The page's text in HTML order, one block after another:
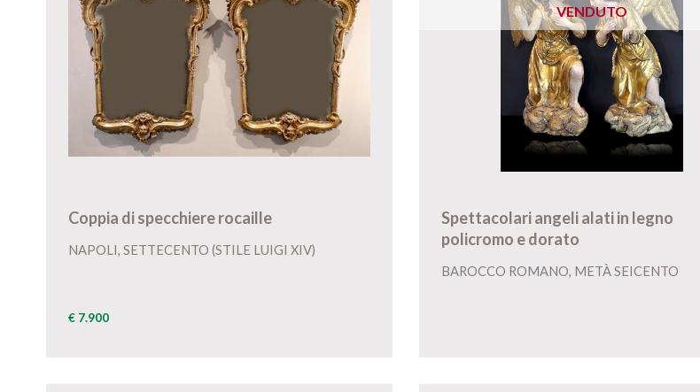
Coppia di specchiere rocaille
NAPOLI, SETTECENTO (STILE LUIGI XIV)
€ 7.900
VENDUTO
Spettacolari angeli alati in legno
policromo e dorato
BAROCCO ROMANO, METÀ SEICENTO